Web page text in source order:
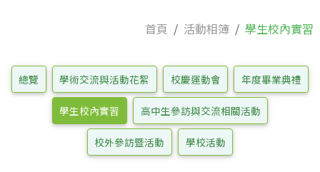
首頁 活動相簿 學生校內實習
總覽 學術交流與活動花絮 校慶運動會 年度畢業典禮
學生校內實習 高中生參訪與交流相關活動
校外參訪暨活動 學校活動